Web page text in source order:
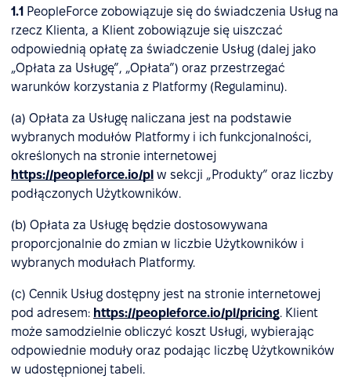
1.1 PeopleForce zobowiązuje się do świadczenia Usług na
rzecz Klienta, a Klient zobowiązuje się uiszczać
odpowiednią opłatę za świadczenie Usług (dalej jako
„Opłata za Usługę”, „Opłata”) oraz przestrzegać
warunków korzystania z Platformy (Regulaminu).
(a) Opłata za Usługę naliczana jest na podstawie
wybranych modułów Platformy i ich funkcjonalności,
określonych na stronie internetowej
https://peopleforce.io/pl w sekcji „Produkty” oraz liczby
podłączonych Użytkowników.
(b) Opłata za Usługę będzie dostosowywana
proporcjonalnie do zmian w liczbie Użytkowników i
wybranych modułach Platformy.
(c) Cennik Usług dostępny jest na stronie internetowej
pod adresem: https://peopleforce.io/pl/pricing. Klient
może samodzielnie obliczyć koszt Usługi, wybierając
odpowiednie moduły oraz podając liczbę Użytkowników
w udostępnionej tabeli.